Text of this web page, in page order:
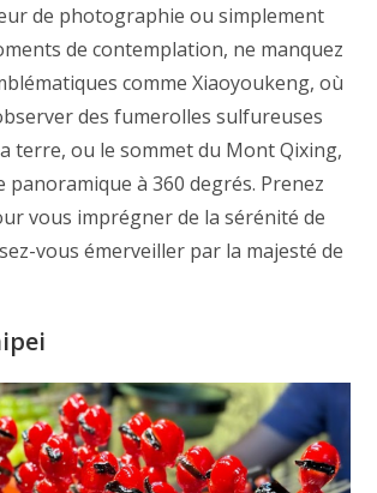
de photographie ou simplement
de contemplation, ne manquez
comme Xiaoyoukeng, où
des fumerolles sulfureuses
terre, ou le sommet du Mont Qixing,
à 360 degrés. Prenez
vous imprégner de la sérénité de
vous émerveiller par la majesté de